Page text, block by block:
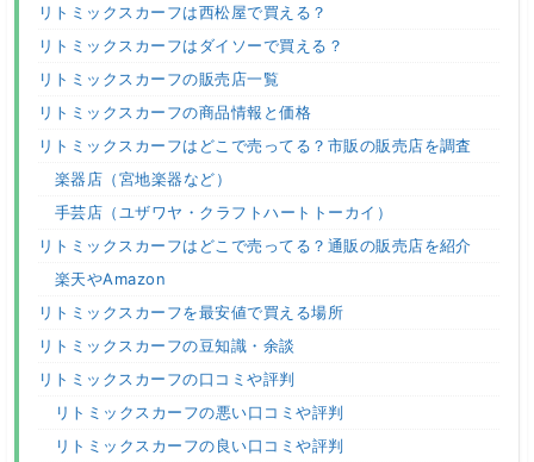
リトミックスカーフは西松屋で買える？
リトミックスカーフはダイソーで買える？
リトミックスカーフの販売店一覧
リトミックスカーフの商品情報と価格
リトミックスカーフはどこで売ってる？市販の販売店を調査
楽器店（宮地楽器など）
手芸店（ユザワヤ・クラフトハートトーカイ）
リトミックスカーフはどこで売ってる？通販の販売店を紹介
楽天やAmazon
リトミックスカーフを最安値で買える場所
リトミックスカーフの豆知識・余談
リトミックスカーフの口コミや評判
リトミックスカーフの悪い口コミや評判
リトミックスカーフの良い口コミや評判